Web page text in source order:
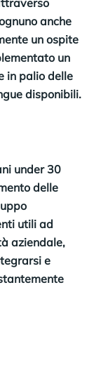
anche
un ospite
un
in palio delle
disponibili.
under 30
delle
utili ad
aziendale,
e